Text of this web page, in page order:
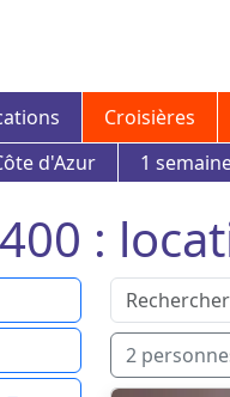
Croisières
d'Azur 1
:
2